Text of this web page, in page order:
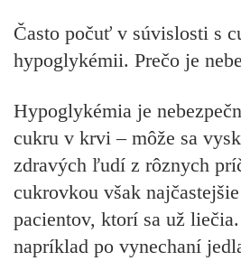
Často počuť v súvislosti s
hypoglykémii. Prečo je
Hypoglykémia je
cukru v krvi – môže sa
zdravých ľudí z rôznych
cukrovkou však
pacientov, ktorí sa už
napríklad po vynechaní